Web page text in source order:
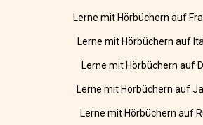
Lerne mit Hörbüchern auf
Lerne mit Hörbüchern auf
Lerne mit Hörbüchern auf
Lerne mit Hörbüchern auf
Lerne mit Hörbüchern auf